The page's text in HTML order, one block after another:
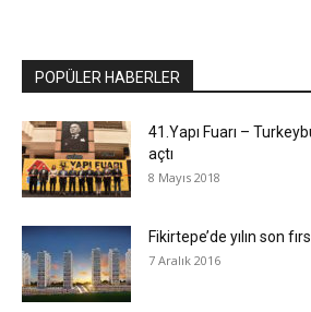
POPÜLER HABERLER
41.Yapı Fuarı –
açtı
8 Mayıs 2018
Fikirtepe’de yılın son
7 Aralık 2016